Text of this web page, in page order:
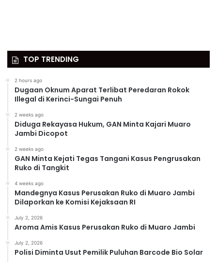
TOP TRENDING
2 hours ago
Dugaan Oknum Aparat Terlibat Peredaran Rokok
Illegal di Kerinci-Sungai Penuh
2 weeks ago
Diduga Rekayasa Hukum, GAN Minta Kajari Muaro
Jambi Dicopot
2 weeks ago
GAN Minta Kejati Tegas Tangani Kasus Pengrusakan
Ruko di Tangkit
4 weeks ago
Mandegnya Kasus Perusakan Ruko di Muaro Jambi
Dilaporkan ke Komisi Kejaksaan RI
July 2, 2026
Aroma Amis Kasus Perusakan Ruko di Muaro Jambi
July 2, 2026
Polisi Diminta Usut Pemilik Puluhan Barcode Bio Solar